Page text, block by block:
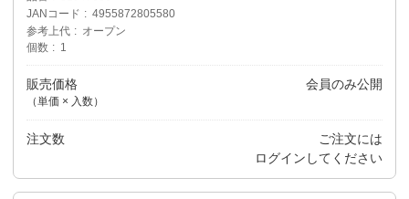
JANコード
4955872805580
参考上代
オープン
個数
1
販売価格
（単価 × 入数）
会員のみ公開
注文数
ご注文には
ログイン してください